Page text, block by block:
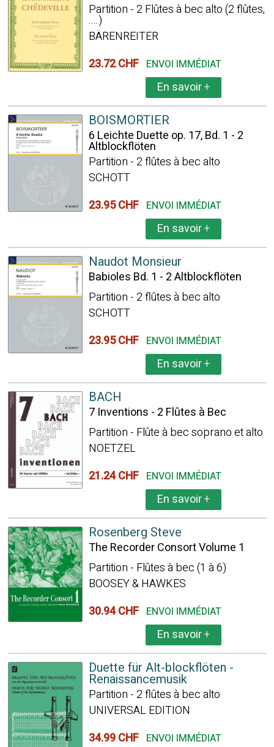
Partition - 2 Flûtes à bec alto (2 flûtes,
....)
BÄRENREITER
23.72 CHF ENVOI IMMÉDIAT
En savoir+
BOISMORTIER
6 Leichte Duette op. 17, Bd. 1 - 2
Altblockflöten
Partition - 2 flûtes à bec alto
SCHOTT
23.95 CHF ENVOI IMMÉDIAT
En savoir+
Naudot Monsieur
Babioles Bd. 1 - 2 Altblockflöten
Partition - 2 flûtes à bec alto
SCHOTT
23.95 CHF ENVOI IMMÉDIAT
En savoir+
BACH
7 Inventions - 2 Flûtes à Bec
Partition - Flûte à bec soprano et alto
NOETZEL
21.24 CHF ENVOI IMMÉDIAT
En savoir+
Rosenberg Steve
The Recorder Consort Volume 1
Partition - Flûtes à bec (1 à 6)
BOOSEY & HAWKES
30.94 CHF ENVOI IMMÉDIAT
En savoir+
Duette für Alt-blockflöten -
Renaissancemusik
Partition - 2 flûtes à bec alto
UNIVERSAL EDITION
34.99 CHF ENVOI IMMÉDIAT